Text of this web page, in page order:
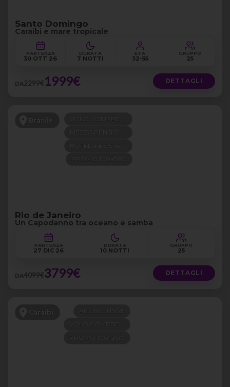
Santo Domingo
Caraibi e mare tropicale
PARTENZA
30 OTT 26
DURATA
7 NOTTI
ETÀ
32-55
GRUPPO
25
DA2299€1999€ DETTAGLI
Brasile
Rio de Janeiro
Un Capodanno tra oceano e samba
PARTENZA
27 DIC 26
DURATA
10 NOTTI
GRUPPO
25
DA4099€3799€ DETTAGLI
Caraibi